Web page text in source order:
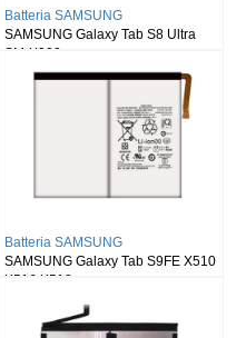
Batteria SAMSUNG
SAMSUNG Galaxy Tab S8 Ultra
SM-X900
Batteria SAMSUNG
SAMSUNG Galaxy Tab S9FE X510
X516 X518